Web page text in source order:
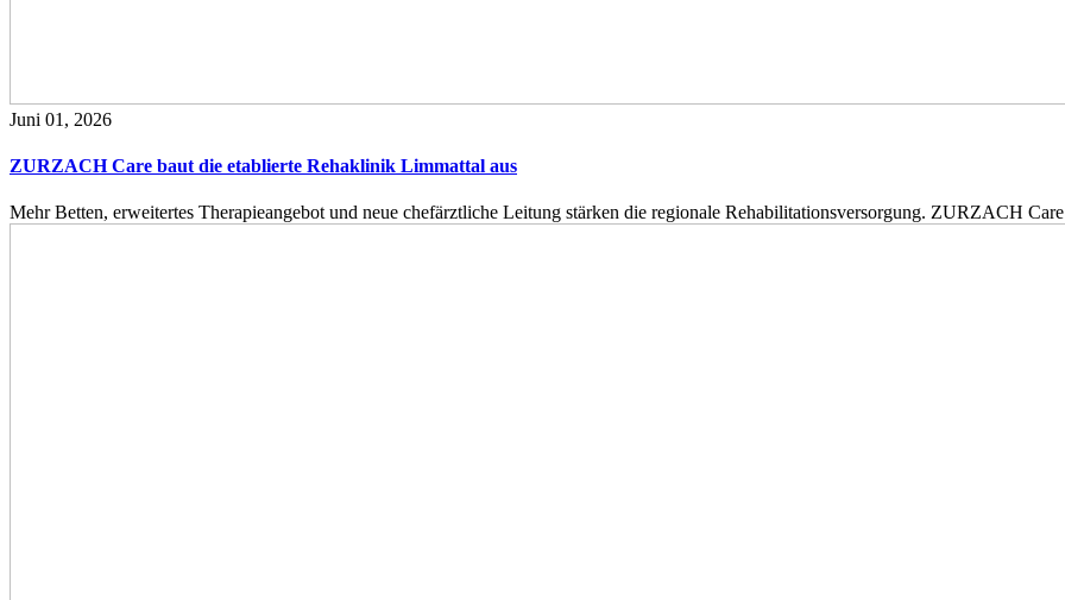
Juni 01, 2026
ZURZACH Care baut die etablierte Rehaklinik Limmattal aus
Mehr Betten, erweitertes Therapieangebot und neue chefärztliche Leitung stärken die regionale Rehabilitationsversorgung. ZURZACH